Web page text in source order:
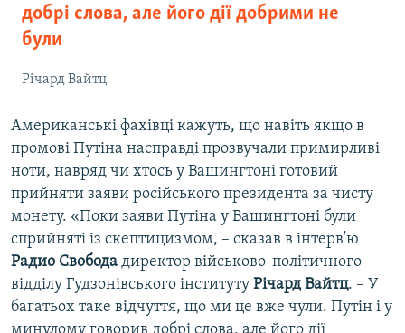
добрі слова, але його дії добрими не
були
Річард Вайтц
Американські фахівці кажуть, що навіть якщо в
промові Путіна насправді прозвучали примирливі
ноти, навряд чи хтось у Вашингтоні готовий
прийняти заяви російського президента за чисту
монету. «Поки заяви Путіна у Вашингтоні були
сприйняті із скептицизмом, – сказав в інтерв'ю
Радио Свобода директор військово-політичного
відділу Гудзонівського інституту Річард Вайтц. – У
багатьох таке відчуття, що ми це вже чули. Путін і у